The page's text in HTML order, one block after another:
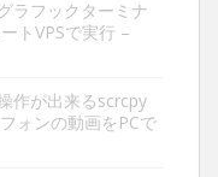
グラフックターミナ
トVPSで実行 –
作が出来るscrcpy
ォンの動画をPCで